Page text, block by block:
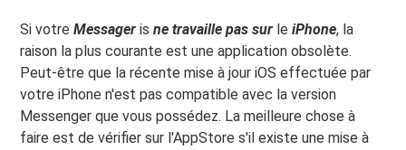
Si votreMessagerisne travaille pas sur leiPhone, la
raison la plus courante est une application obsolète.
Peut-être que la récente mise à jour iOS effectuée par
votre iPhone n'est pas compatible avec la version
Messenger que vous possédez. La meilleure chose à
faire est de vérifier sur l'AppStore s'il existe une mise à